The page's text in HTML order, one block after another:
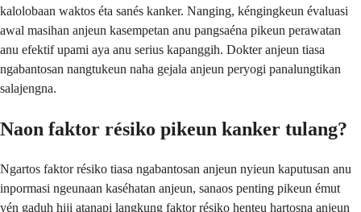
kalolobaan waktos éta sanés kanker. Nanging, kéngingkeun évaluasi
awal masihan anjeun kasempetan anu pangsaéna pikeun perawatan
anu efektif upami aya anu serius kapanggih. Dokter anjeun tiasa
ngabantosan nangtukeun naha gejala anjeun peryogi panalungtikan
salajengna.
Naon faktor résiko pikeun kanker tulang?
Ngartos faktor résiko tiasa ngabantosan anjeun nyieun kaputusan anu
inpormasi ngeunaan kaséhatan anjeun, sanaos penting pikeun émut
yén gaduh hiji atanapi langkung faktor résiko henteu hartosna anjeun